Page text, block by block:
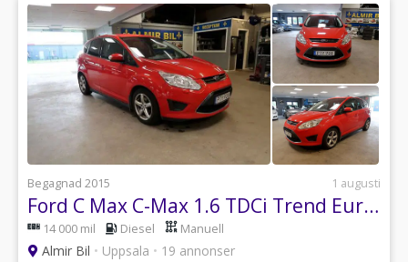
Begagnad 2015 1 augusti
Ford C Max C-Max 1.6 TDCi Trend Euro 5
14 000 mil Diesel Manuell
Almir Bil • Uppsala • 19 annonser